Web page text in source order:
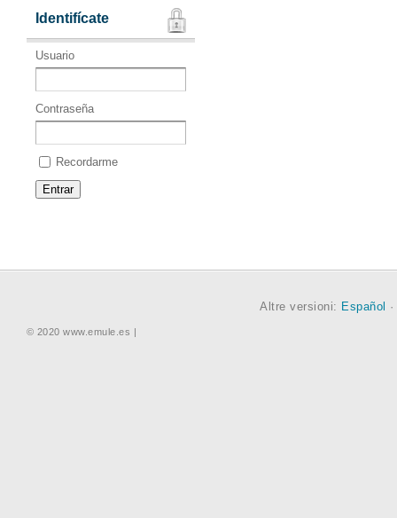
Identifícate
Usuario
Contraseña
Recordarme
Altre versioni: Español
© 2020 www.emule.es |